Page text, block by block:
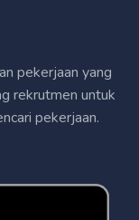
pekerjaan yang
rekrutmen untuk
pekerjaan.